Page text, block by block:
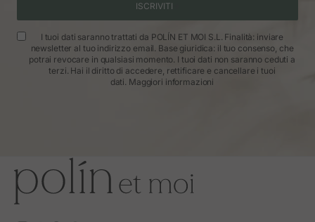
ISCRIVITI
I tuoi dati saranno trattati da POLÍN ET MOI S.L. Finalità: inviare
newsletter al tuo indirizzo email. Base giuridica: il tuo consenso, che
potrai revocare in qualsiasi momento. I tuoi dati non saranno ceduti a
terzi. Hai il diritto di accedere, rettificare e cancellare i tuoi
dati. Maggiori informazioni